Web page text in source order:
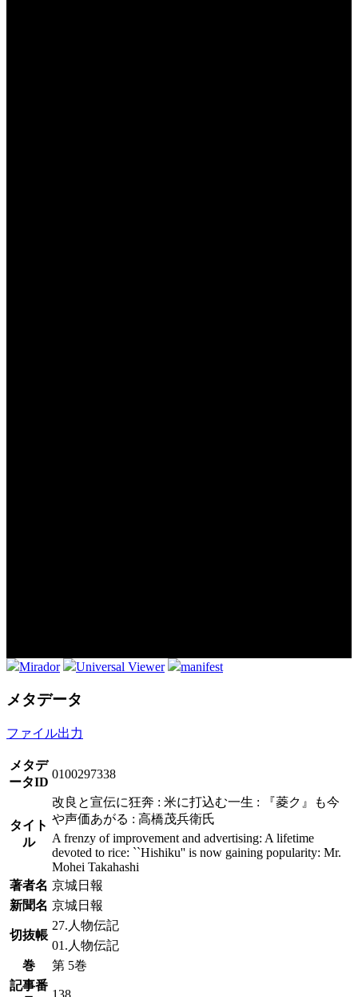
Mirador Universal Viewer manifest
メタデータ
ファイル出力
メタデ
ータID
0100297338
タイト
ル
改良と宣伝に狂奔 : 米に打込む一生 : 『菱ク』も今
や声価あがる : 高橋茂兵衛氏
A frenzy of improvement and advertising: A lifetime
devoted to rice: ``Hishiku'' is now gaining popularity: Mr.
Mohei Takahashi
著者名 京城日報
新聞名 京城日報
切抜帳
27.人物伝記
01.人物伝記
巻
第 5巻
記事番
138